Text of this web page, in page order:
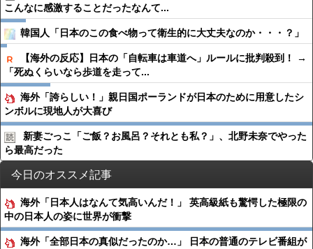
こんなに感激することだったなんて...
韓国人「日本のこの食べ物って衛生的に大丈夫なのか・・・？」
【海外の反応】日本の「自転車は車道へ」ルールに批判殺到！ →
「死ぬくらいなら歩道を走って...
海外「誇らしい！」親日国ポーランドが日本のために用意したシ
ンボルに現地人が大喜び
新妻ごっこ「ご飯？お風呂？それとも私？」、北野未奈でやった
ら最高だった
今日のオススメ記事
海外「日本人はなんて気高いんだ！」 英高級紙も驚愕した極限の
中の日本人の姿に世界が衝撃
海外「全部日本の真似だったのか…」 日本の普通のテレビ番組が